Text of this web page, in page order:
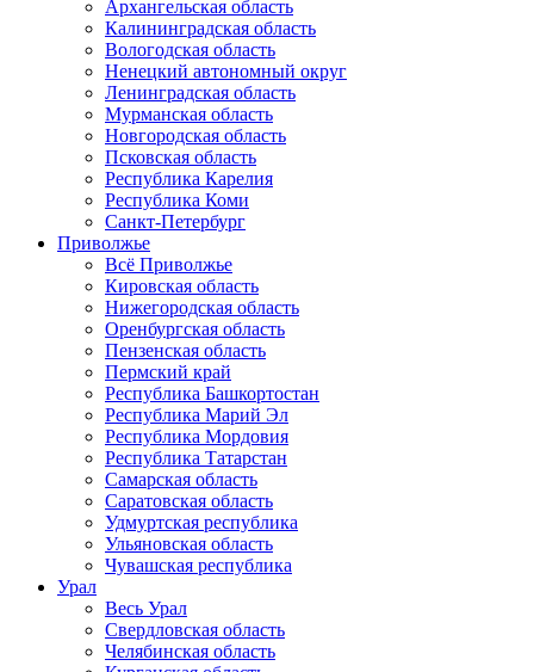
Архангельская область
Калининградская область
Вологодская область
Ненецкий автономный округ
Ленинградская область
Мурманская область
Новгородская область
Псковская область
Республика Карелия
Республика Коми
Санкт-Петербург
Приволжье
Всё Приволжье
Кировская область
Нижегородская область
Оренбургская область
Пензенская область
Пермский край
Республика Башкортостан
Республика Марий Эл
Республика Мордовия
Республика Татарстан
Самарская область
Саратовская область
Удмуртская республика
Ульяновская область
Чувашская республика
Урал
Весь Урал
Свердловская область
Челябинская область